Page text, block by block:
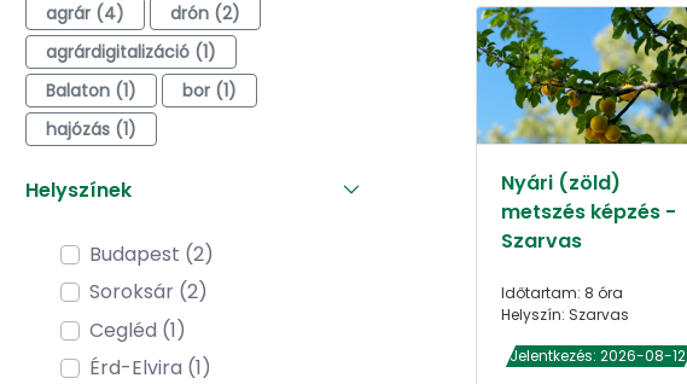
agrár (4)
drón (2)
agrárdigitalizáció (1)
Balaton (1)
bor (1)
hajózás (1)
Helyszínek
Budapest (2)
Soroksár (2)
Cegléd (1)
Érd-Elvira (1)
Nyári (zöld)
metszés képzés -
Szarvas
Időtartam: 8 óra
Helyszín: Szarvas
Jelentkezés: 2026-08-12